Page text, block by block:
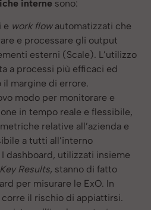
interne sono:
e work flowautomatizzati che
e processare gli output
esterni (Scale). L’utilizzo
a processi più efficaci ed
margine di errore.
modo per monitorare e
in tempo reale e flessibile,
relative all’azienda e
a tutti all’interno
I dashboard, utilizzati insieme
Results, stanno di fatto
per misurare le ExO. In
corre il rischio di appiattirsi.